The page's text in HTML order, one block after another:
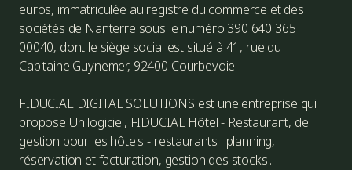
euros, immatriculée au registre du commerce et des
sociétés de Nanterre sous le numéro 390 640 365
00040, dont le siège social est situé à 41, rue du
Capitaine Guynemer, 92400 Courbevoie
FIDUCIAL DIGITAL SOLUTIONS est une entreprise qui
propose Un logiciel, FIDUCIAL Hôtel - Restaurant, de
gestion pour les hôtels - restaurants : planning,
réservation et facturation, gestion des stocks...